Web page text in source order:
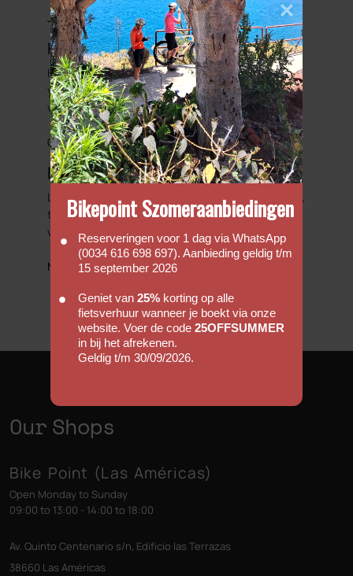
Journals
Faq's
Hopefully our FAQ will be able to answer some of
your basic enquiries with regards to hiring a bike
with us.
Go to FAQs
Bicycle Friendly Hotels
Looking to complete that perfect cycling holiday,
then we have put together a list of hotels that
we would regard as been cycle friendly.
More information
Our Shops
Bike Point (Las Américas)
Open Monday to Sunday
09:00 to 13:00 - 14:00 to 18:00
Av. Quinto Centenario s/n, Edificio las Terrazas
38660 Las Américas
Bikepoint Szomeraanbiedingen
Reserveringen voor 1 dag via WhatsApp
(0034 616 698 697). Aanbieding geldig t/m
15 september 2026
Geniet van 25% korting op alle
fietsverhuur wanneer je boekt via onze
website. Voer de code 25OFFSUMMER
in bij het afrekenen.
Geldig t/m 30/09/2026.